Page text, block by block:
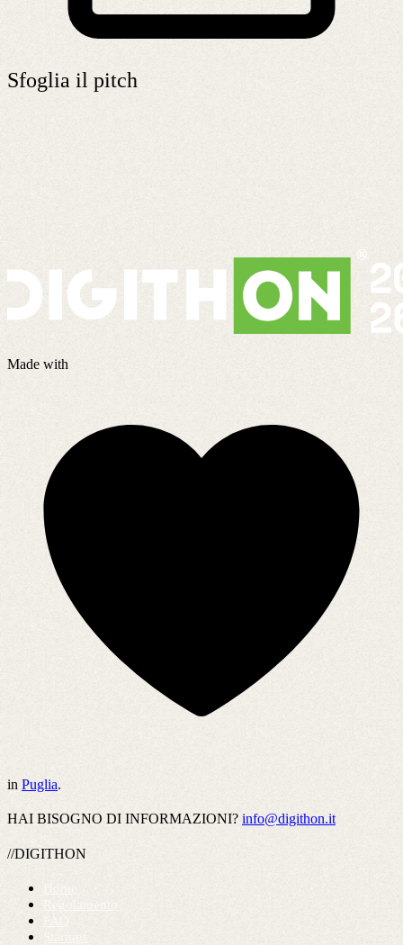
Sfoglia il pitch
Made with
in Puglia.
HAI BISOGNO DI INFORMAZIONI? info@digithon.it
//DIGITHON